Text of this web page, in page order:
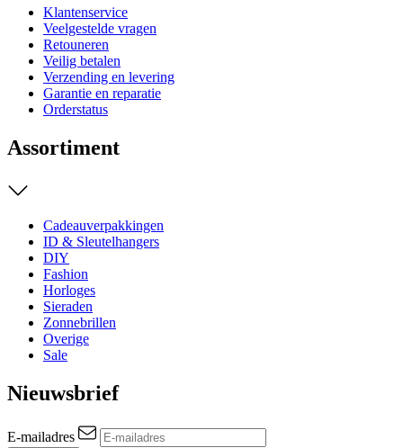
Klantenservice
Veelgestelde vragen
Retouneren
Veilig betalen
Verzending en levering
Garantie en reparatie
Orderstatus
Assortiment
Cadeauverpakkingen
ID & Sleutelhangers
DIY
Fashion
Horloges
Sieraden
Zonnebrillen
Overige
Sale
Nieuwsbrief
E-mailadres